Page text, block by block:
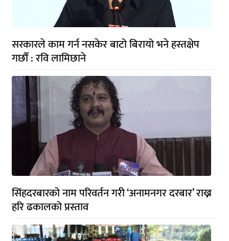
सरकारले काम गर्न नसकेर बाटो बिरायो भने हस्तक्षेप
गर्छौं : रवि लामिछाने
सिंहदरबारको नाम परिवर्तन गरी ‘अनामनगर दरबार’ राख्न
हरि ढकालको प्रस्ताव